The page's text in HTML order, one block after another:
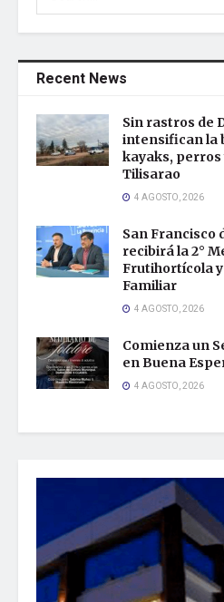
Recent News
Sin rastros de
intensifican la
kayaks,
Tilisarao
4 AGOSTO, 2026
San Francisco
recibirá la 2°
Frutihortícola
Familiar
4 AGOSTO, 2026
Comienza un
en Buena
4 AGOSTO, 2026